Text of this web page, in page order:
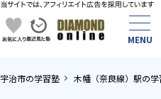
宇治市の学習塾 木幡（奈良線）駅の学